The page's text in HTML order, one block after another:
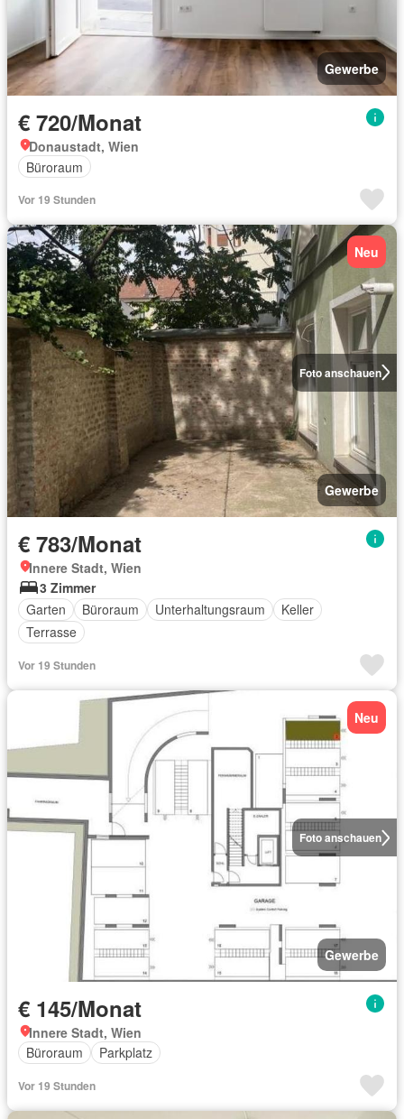
Gewerbe
€ 720/Monat
Donaustadt, Wien
Büroraum
Vor 19 Stunden
Foto anschauen
Neu
Gewerbe
€ 783/Monat
Innere Stadt, Wien
3 Zimmer
Garten
Büroraum Unterhaltungsraum
Keller
Terrasse
Vor 19 Stunden
Foto anschauen
Neu
Gewerbe
€ 145/Monat
Innere Stadt, Wien
Büroraum
Parkplatz
Vor 19 Stunden